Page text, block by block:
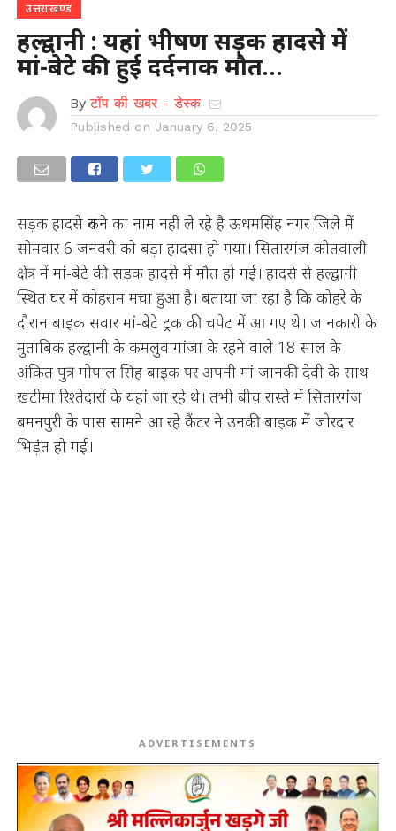
उत्तराखण्ड
हल्द्वानी : यहां भीषण सड़क हादसे में
मां-बेटे की हुई दर्दनाक मौत…
By टॉप की खबर - डेस्क
Published on January 6, 2025
सड़क हादसे रुकने का नाम नहीं ले रहे है ऊधमसिंह नगर जिले में
सोमवार 6 जनवरी को बड़ा हादसा हो गया। सितारगंज कोतवाली
क्षेत्र में मां-बेटे की सड़क हादसे में मौत हो गई। हादसे से हल्द्वानी
स्थित घर में कोहराम मचा हुआ है। बताया जा रहा है कि कोहरे के
दौरान बाइक सवार मां-बेटे ट्रक की चपेट में आ गए थे। जानकारी के
मुताबिक हल्द्वानी के कमलुवागांजा के रहने वाले 18 साल के
अंकित पुत्र गोपाल सिंह बाइक पर अपनी मां जानकी देवी के साथ
खटीमा रिश्तेदारों के यहां जा रहे थे। तभी बीच रास्ते में सितारगंज
बमनपुरी के पास सामने आ रहे कैंटर ने उनकी बाइक में जोरदार
भिड़ंत हो गई।
ADVERTISEMENTS